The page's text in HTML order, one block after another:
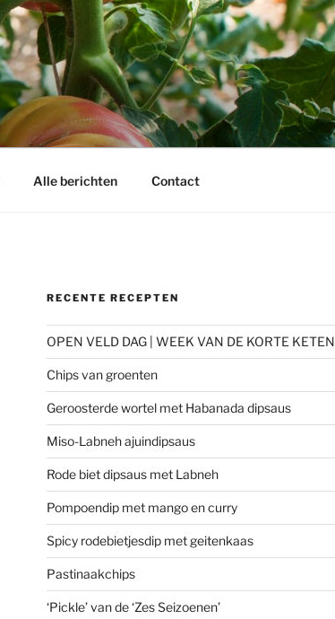
Alle berichten Contact
RECENTE RECEPTEN
OPEN VELD DAG | WEEK VAN DE KORTE KETEN
Chips van groenten
Geroosterde wortel met Habanada dipsaus
Miso-Labneh ajuindipsaus
Rode biet dipsaus met Labneh
Pompoendip met mango en curry
Spicy rodebietjesdip met geitenkaas
Pastinaakchips
‘Pickle’ van de ‘Zes Seizoenen’